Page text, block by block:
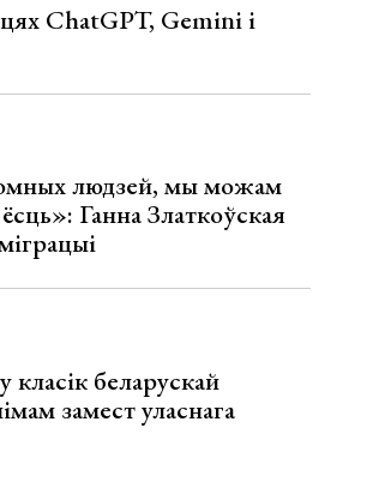
ChatGPT, Gemini і
людзей, мы можам
Ганна Златкоўская
беларускай
замест уласнага